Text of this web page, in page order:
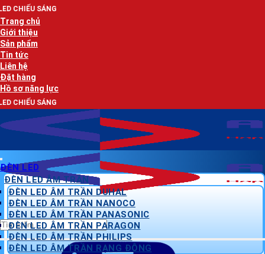
Bỏ
qua
nội
dung
Trang chủ
Giới thiệu
Sản phẩm
Tin tức
Liên hệ
Đặt hàng
Hồ sơ năng lực
Tìm
kiếm:
ĐÈN LED
ĐÈN LED ÂM TRẦN
ĐÈN LED ÂM TRẦN DUHAL
ĐÈN LED ÂM TRẦN NANOCO
ĐÈN LED ÂM TRẦN PANASONIC
ĐÈN LED ÂM TRẦN PARAGON
ĐÈN LED ÂM TRẦN PHILIPS
ĐÈN LED ÂM TRẦN RẠNG ĐÔNG